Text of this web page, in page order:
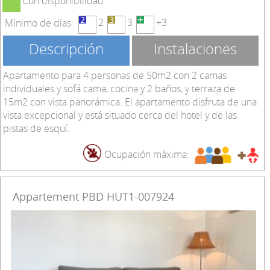
Mínimo de días:
2 3 +3
Descripción Instalaciones
Apartamento para 4 personas de 50m2 con 2 camas
individuales y sofá cama, cocina y 2 baños, y terraza de
15m2 con vista panorámica. El apartamento disfruta de una
vista excepcional y está situado cerca del hotel y de las
pistas de esquí.
Ocupación máxima:
Appartement PBD HUT1-007924